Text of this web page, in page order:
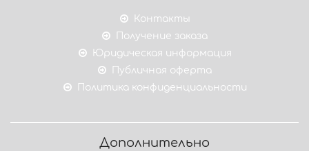
Контакты
Получение заказа
Юридическая информация
Публичная оферта
Политика конфиденциальности
Дополнительно